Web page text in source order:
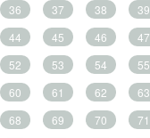
36 37 38 39
44 45 46 47
52 53 54 55
60 61 62 63
68 69 70 71